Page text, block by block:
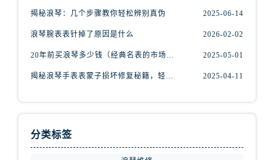
福建省漳州市龙文区步港路浪琴售后服务中心（需提前预约）
揭秘浪琴：几个步骤教你轻松辨别真伪 2025-06-14
浪琴腕表表针掉了原因是什么 2026-02-02
20年前买浪琴多少钱（经典名表的市场价值回顾） 2025-05-01
揭秘浪琴手表表蒙子损坏修复秘籍，轻松重获透明之美！ 2025-04-11
分类标签